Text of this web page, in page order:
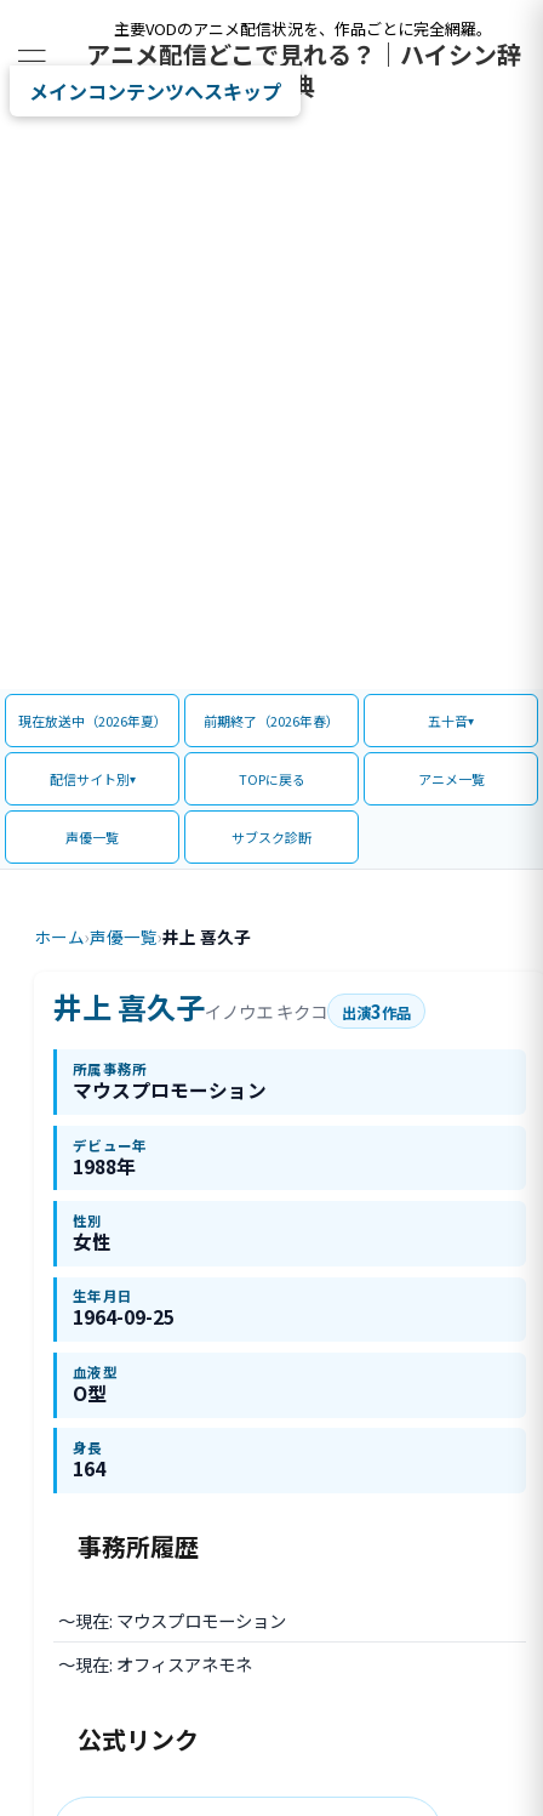
主要VODのアニメ配信状況を、作品ごとに完全網羅。
アニメ配信どこで見れる？｜ハイシン辞
典
メインコンテンツへスキップ
現在放送中（2026年夏） 前期終了（2026年春） 五十音
配信サイト別 TOPに戻る アニメ一覧
声優一覧 サブスク診断
ホーム›声優一覧›井上 喜久子
井上 喜久子イノウエ キクコ 出演3作品
所属事務所
マウスプロモーション
デビュー年
1988年
性別
女性
生年月日
1964-09-25
血液型
O型
身長
164
事務所履歴
〜現在: マウスプロモーション
〜現在: オフィスアネモネ
公式リンク